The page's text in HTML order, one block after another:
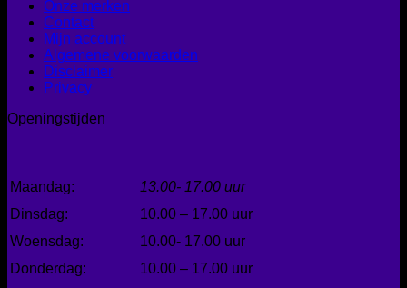
Onze merken
Contact
Mijn account
Algemene voorwaarden
Disclaimer
Privacy
Openingstijden
Maandag:
13.00- 17.00 uur
Dinsdag:
10.00 – 17.00 uur
Woensdag:
10.00- 17.00 uur
Donderdag:
10.00 – 17.00 uur